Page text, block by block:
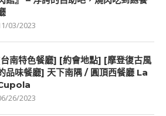
03/2023
南特色餐廳] [約會地點] [摩登復古風
品味餐廳] 天下南隅 / 圓頂西餐廳 La
26/2023